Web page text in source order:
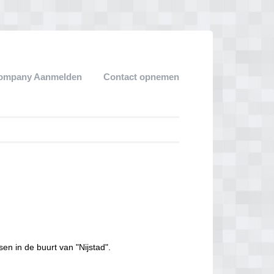
Aanmelden Contact opnemen
in de buurt van "Nijstad".